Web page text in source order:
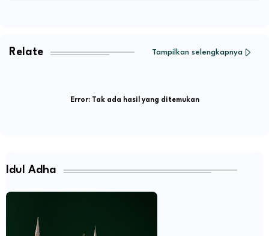
Relate Tampilkan selengkapnya
Error:Tak ada hasil yang ditemukan
Idul Adha